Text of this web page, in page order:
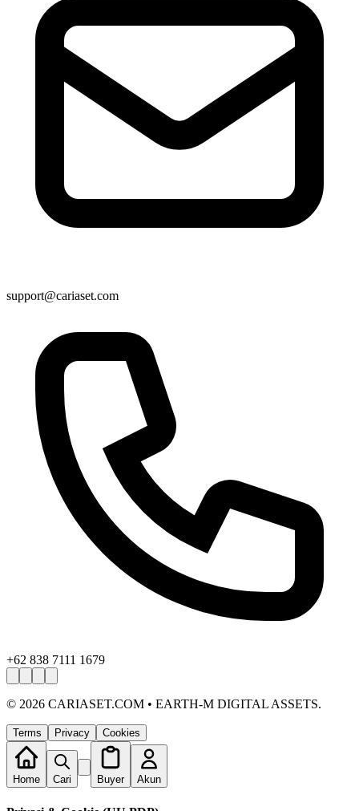
support@cariaset.com
+62 838 7111 1679
© 2026 CARIASET.COM • EARTH-M DIGITAL ASSETS.
Terms Privacy Cookies
Home Cari Buyer Akun